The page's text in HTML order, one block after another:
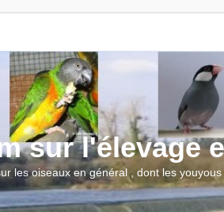
sur l'élevage
les oiseaux en général , dont les